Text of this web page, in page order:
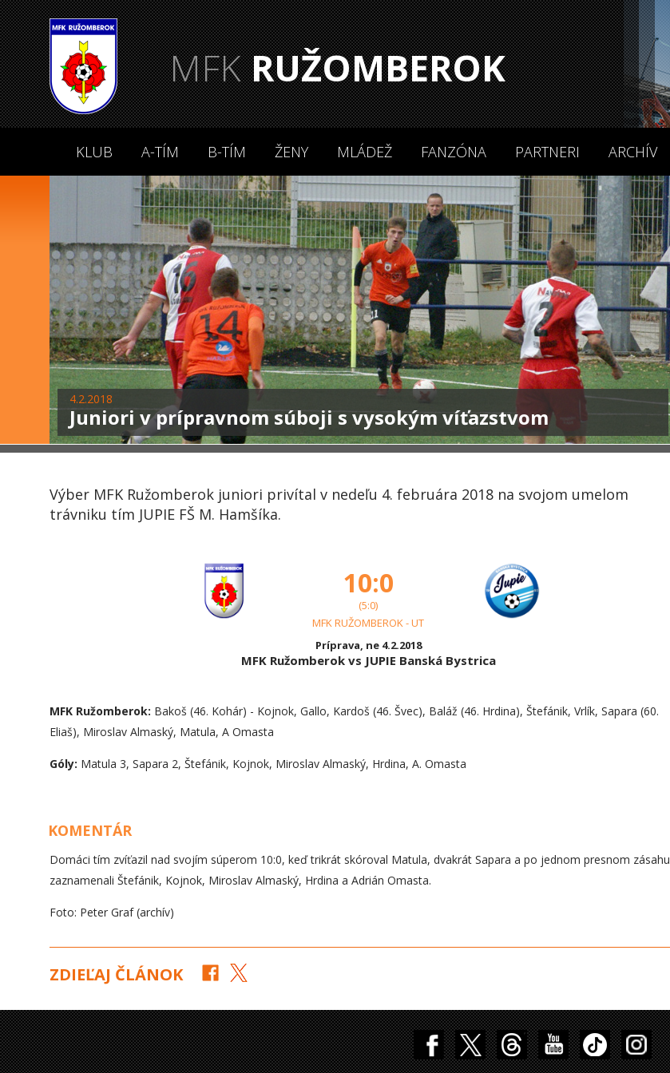
MFKRUŽOMBEROK
KLUB A-TÍM B-TÍM ŽENY MLÁDEŽ FANZÓNA PARTNERI ARCHÍV
4.2.2018
Juniori v prípravnom súboji s vysokým víťazstvom
Výber MFK Ružomberok juniori privítal v nedeľu 4. februára 2018 na svojom umelom
trávniku tím JUPIE FŠ M. Hamšíka.
10:0
(5:0)
MFK RUŽOMBEROK - UT
Príprava, ne 4.2.2018
MFK Ružomberok vs JUPIE Banská Bystrica
MFK Ružomberok: Bakoš (46. Kohár) - Kojnok, Gallo, Kardoš (46. Švec), Baláž (46. Hrdina), Štefánik, Vrlík, Sapara (60.
Eliaš), Miroslav Almaský, Matula, A Omasta
Góly: Matula 3, Sapara 2, Štefánik, Kojnok, Miroslav Almaský, Hrdina, A. Omasta
KOMENTÁR
Domáci tím zvíťazil nad svojím súperom 10:0, keď trikrát skóroval Matula, dvakrát Sapara a po jednom presnom zásahu
zaznamenali Štefánik, Kojnok, Miroslav Almaský, Hrdina a Adrián Omasta.
Foto: Peter Graf (archív)
ZDIEĽAJ ČLÁNOK